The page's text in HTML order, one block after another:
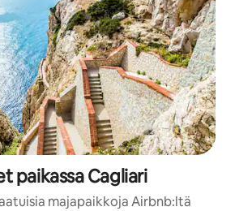
paikassa Cagliari
majapaikkoja Airbnb:ltä